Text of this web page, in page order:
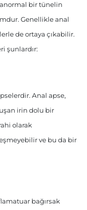
bir tünelin
Genellikle anal
de ortaya çıkabilir.
şunlardır:
Anal apse,
irin dolu bir
olarak
ve bu da bir
bağırsak